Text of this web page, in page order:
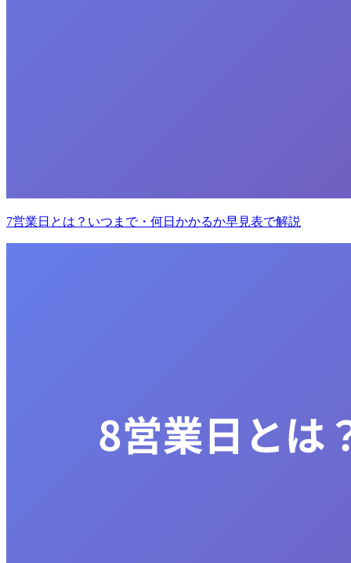
7営業日とは？いつまで・何日かかるか早見表で解説